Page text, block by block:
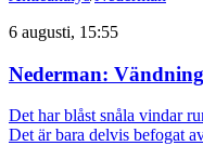
6 augusti, 15:55
Nederman:
Det har blåst snåla vindar
Det är bara delvis befogat